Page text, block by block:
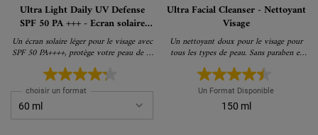
Ultra Light Daily UV Defense
SPF 50 PA +++ - Ecran solaire
pour le visage SPF 50
Un écran solaire léger pour le visage avec
SPF 50 PA++++, protège votre peau de la
pollution
choisir un format
Ultra Facial Cleanser - Nettoyant
Visage
Un nettoyant doux pour le visage pour
tous les types de peau. Sans paraben et
sans parfum synthétique.
Un Format Disponible
150 ml